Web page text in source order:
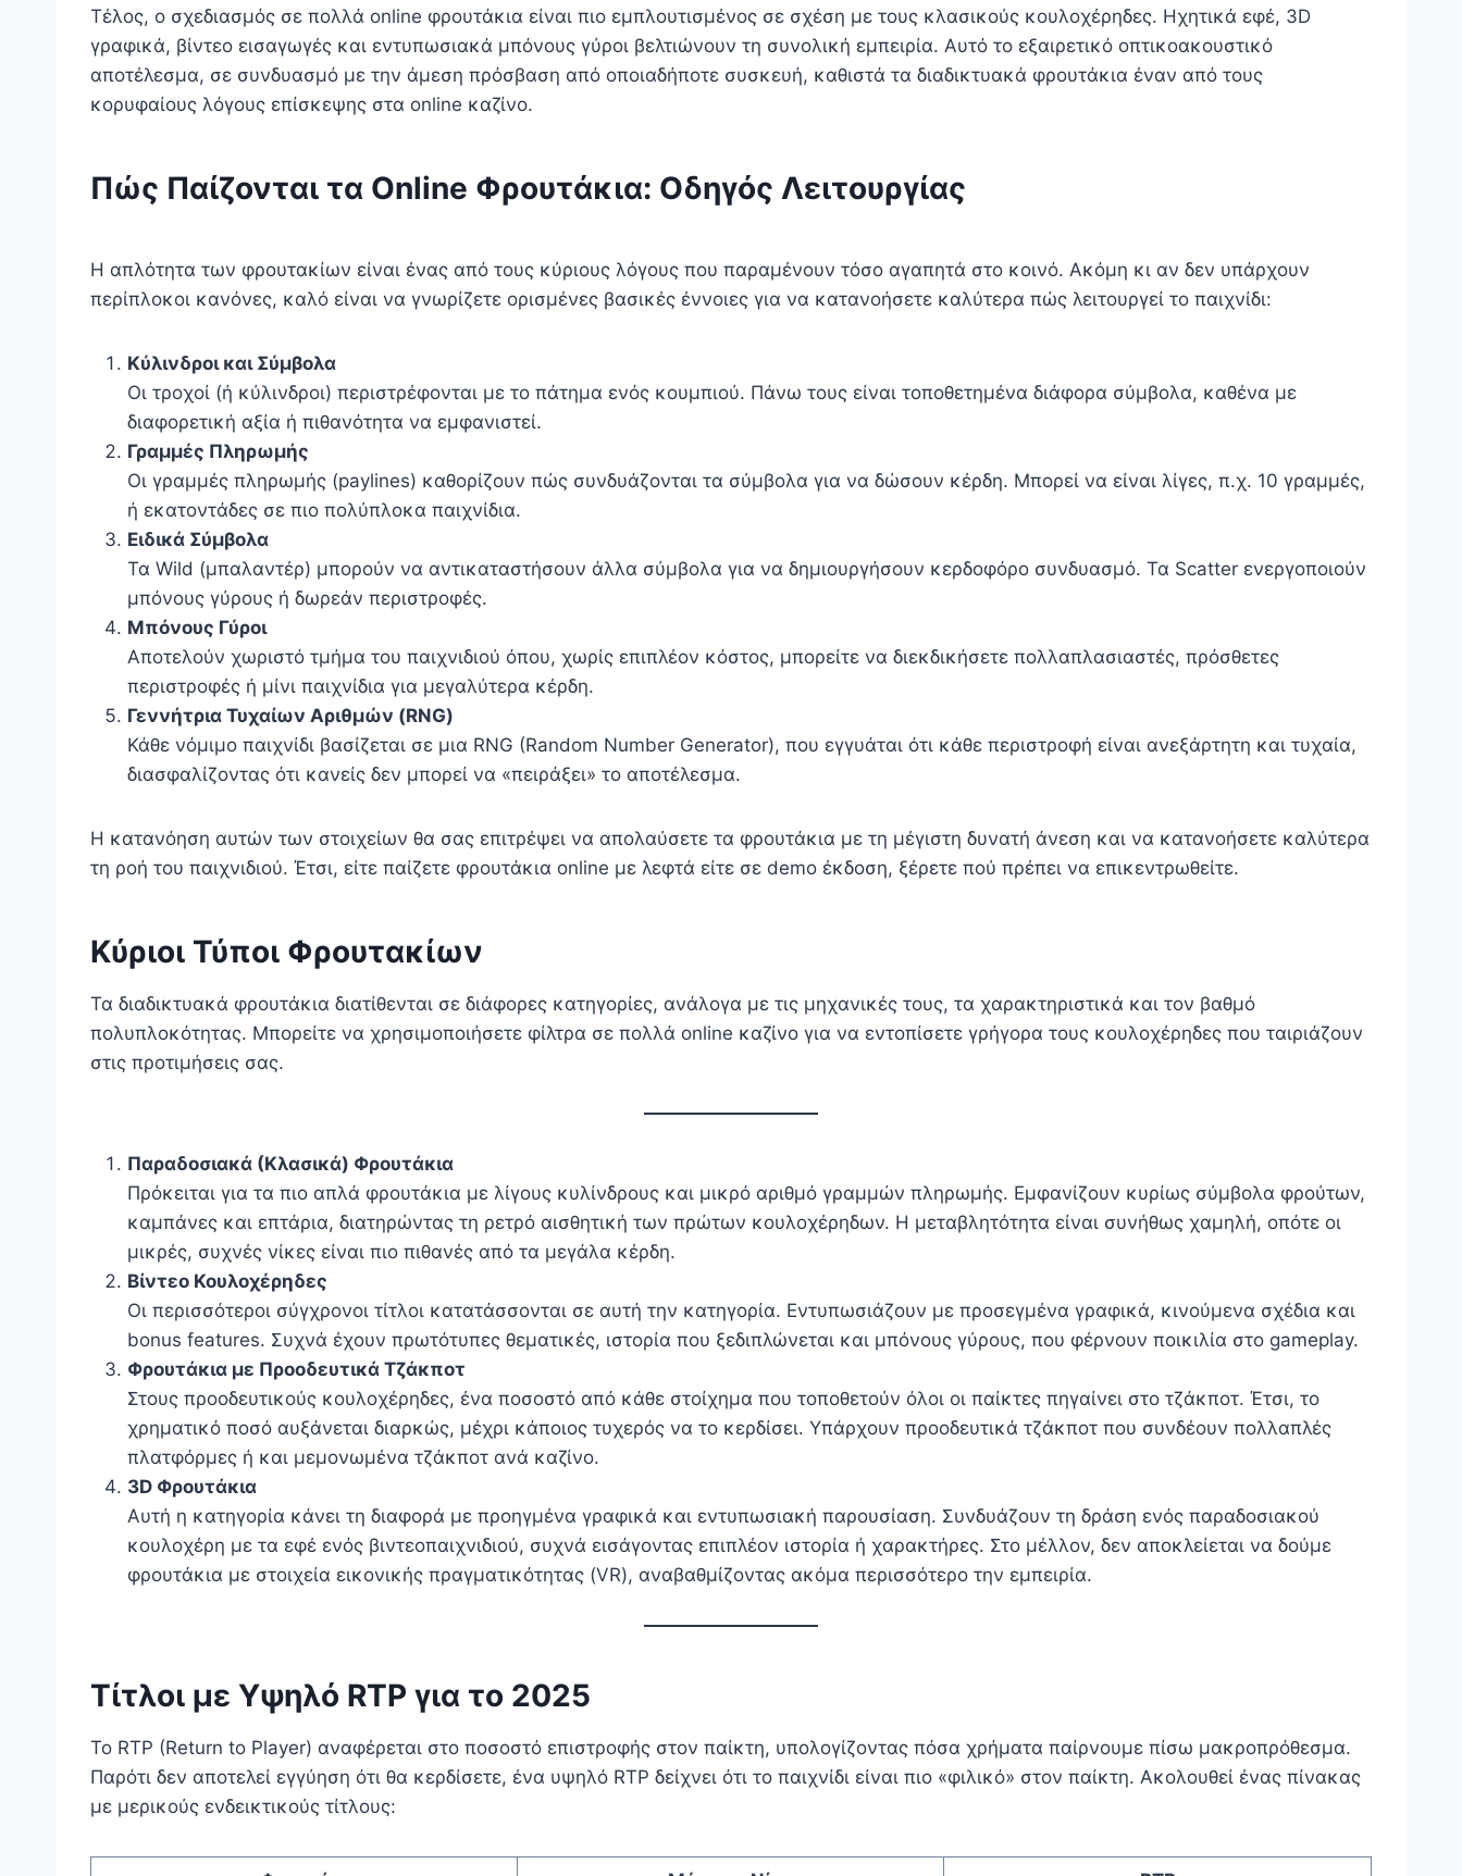
Τέλος, ο σχεδιασμός σε πολλά online φρουτάκια είναι πιο εμπλουτισμένος σε σχέση με τους κλασικούς κουλοχέρηδες. Ηχητικά εφέ, 3D
γραφικά, βίντεο εισαγωγές και εντυπωσιακά μπόνους γύροι βελτιώνουν τη συνολική εμπειρία. Αυτό το εξαιρετικό οπτικοακουστικό
αποτέλεσμα, σε συνδυασμό με την άμεση πρόσβαση από οποιαδήποτε συσκευή, καθιστά τα διαδικτυακά φρουτάκια έναν από τους
κορυφαίους λόγους επίσκεψης στα online καζίνο.
Πώς Παίζονται τα Online Φρουτάκια: Οδηγός Λειτουργίας
Η απλότητα των φρουτακίων είναι ένας από τους κύριους λόγους που παραμένουν τόσο αγαπητά στο κοινό. Ακόμη κι αν δεν υπάρχουν
περίπλοκοι κανόνες, καλό είναι να γνωρίζετε ορισμένες βασικές έννοιες για να κατανοήσετε καλύτερα πώς λειτουργεί το παιχνίδι:
Κύλινδροι και Σύμβολα
Οι τροχοί (ή κύλινδροι) περιστρέφονται με το πάτημα ενός κουμπιού. Πάνω τους είναι τοποθετημένα διάφορα σύμβολα, καθένα με
διαφορετική αξία ή πιθανότητα να εμφανιστεί.
Γραμμές Πληρωμής
Οι γραμμές πληρωμής (paylines) καθορίζουν πώς συνδυάζονται τα σύμβολα για να δώσουν κέρδη. Μπορεί να είναι λίγες, π.χ. 10 γραμμές,
ή εκατοντάδες σε πιο πολύπλοκα παιχνίδια.
Ειδικά Σύμβολα
Τα Wild (μπαλαντέρ) μπορούν να αντικαταστήσουν άλλα σύμβολα για να δημιουργήσουν κερδοφόρο συνδυασμό. Τα Scatter ενεργοποιούν
μπόνους γύρους ή δωρεάν περιστροφές.
Μπόνους Γύροι
Αποτελούν χωριστό τμήμα του παιχνιδιού όπου, χωρίς επιπλέον κόστος, μπορείτε να διεκδικήσετε πολλαπλασιαστές, πρόσθετες
περιστροφές ή μίνι παιχνίδια για μεγαλύτερα κέρδη.
Γεννήτρια Τυχαίων Αριθμών (RNG)
Κάθε νόμιμο παιχνίδι βασίζεται σε μια RNG (Random Number Generator), που εγγυάται ότι κάθε περιστροφή είναι ανεξάρτητη και τυχαία,
διασφαλίζοντας ότι κανείς δεν μπορεί να «πειράξει» το αποτέλεσμα.
Η κατανόηση αυτών των στοιχείων θα σας επιτρέψει να απολαύσετε τα φρουτάκια με τη μέγιστη δυνατή άνεση και να κατανοήσετε καλύτερα
τη ροή του παιχνιδιού. Έτσι, είτε παίζετε φρουτάκια online με λεφτά είτε σε demo έκδοση, ξέρετε πού πρέπει να επικεντρωθείτε.
Κύριοι Τύποι Φρουτακίων
Τα διαδικτυακά φρουτάκια διατίθενται σε διάφορες κατηγορίες, ανάλογα με τις μηχανικές τους, τα χαρακτηριστικά και τον βαθμό
πολυπλοκότητας. Μπορείτε να χρησιμοποιήσετε φίλτρα σε πολλά online καζίνο για να εντοπίσετε γρήγορα τους κουλοχέρηδες που ταιριάζουν
στις προτιμήσεις σας.
Παραδοσιακά (Κλασικά) Φρουτάκια
Πρόκειται για τα πιο απλά φρουτάκια με λίγους κυλίνδρους και μικρό αριθμό γραμμών πληρωμής. Εμφανίζουν κυρίως σύμβολα φρούτων,
καμπάνες και επτάρια, διατηρώντας τη ρετρό αισθητική των πρώτων κουλοχέρηδων. Η μεταβλητότητα είναι συνήθως χαμηλή, οπότε οι
μικρές, συχνές νίκες είναι πιο πιθανές από τα μεγάλα κέρδη.
Βίντεο Κουλοχέρηδες
Οι περισσότεροι σύγχρονοι τίτλοι κατατάσσονται σε αυτή την κατηγορία. Εντυπωσιάζουν με προσεγμένα γραφικά, κινούμενα σχέδια και
bonus features. Συχνά έχουν πρωτότυπες θεματικές, ιστορία που ξεδιπλώνεται και μπόνους γύρους, που φέρνουν ποικιλία στο gameplay.
Φρουτάκια με Προοδευτικά Τζάκποτ
Στους προοδευτικούς κουλοχέρηδες, ένα ποσοστό από κάθε στοίχημα που τοποθετούν όλοι οι παίκτες πηγαίνει στο τζάκποτ. Έτσι, το
χρηματικό ποσό αυξάνεται διαρκώς, μέχρι κάποιος τυχερός να το κερδίσει. Υπάρχουν προοδευτικά τζάκποτ που συνδέουν πολλαπλές
πλατφόρμες ή και μεμονωμένα τζάκποτ ανά καζίνο.
3D Φρουτάκια
Αυτή η κατηγορία κάνει τη διαφορά με προηγμένα γραφικά και εντυπωσιακή παρουσίαση. Συνδυάζουν τη δράση ενός παραδοσιακού
κουλοχέρη με τα εφέ ενός βιντεοπαιχνιδιού, συχνά εισάγοντας επιπλέον ιστορία ή χαρακτήρες. Στο μέλλον, δεν αποκλείεται να δούμε
φρουτάκια με στοιχεία εικονικής πραγματικότητας (VR), αναβαθμίζοντας ακόμα περισσότερο την εμπειρία.
Τίτλοι με Υψηλό RTP για το 2025
Το RTP (Return to Player) αναφέρεται στο ποσοστό επιστροφής στον παίκτη, υπολογίζοντας πόσα χρήματα παίρνουμε πίσω μακροπρόθεσμα.
Παρότι δεν αποτελεί εγγύηση ότι θα κερδίσετε, ένα υψηλό RTP δείχνει ότι το παιχνίδι είναι πιο «φιλικό» στον παίκτη. Ακολουθεί ένας πίνακας
με μερικούς ενδεικτικούς τίτλους: